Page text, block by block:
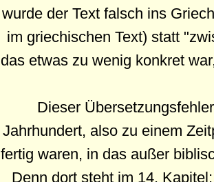
wurde der Text falsch ins
im griechischen Text) statt
das etwas zu wenig konkret
Dieser
Jahrhundert, also zu einem
fertig waren, in das außer
Denn dort steht im 14.